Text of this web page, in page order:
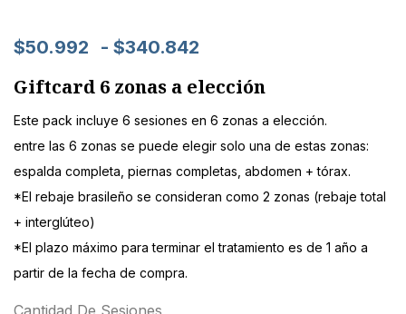
$50.992 - $340.842
Giftcard 6 zonas a elección
Este pack incluye 6 sesiones en 6 zonas a elección.
entre las 6 zonas se puede elegir solo una de estas zonas:
espalda completa, piernas completas, abdomen + tórax.
*El rebaje brasileño se consideran como 2 zonas (rebaje total
+ interglúteo)
*El plazo máximo para terminar el tratamiento es de 1 año a
partir de la fecha de compra.
Cantidad De Sesiones